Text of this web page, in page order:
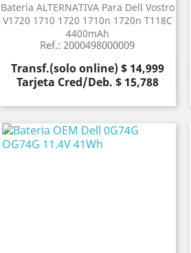
Bateria ALTERNATIVA Para Dell Vostro
V1720 1710 1720 1710n 1720n T118C
4400mAh
Ref.: 2000498000009
Precio
Transf.(solo online) $ 14,999
Tarjeta Cred/Deb. $ 15,788
Vista rápida